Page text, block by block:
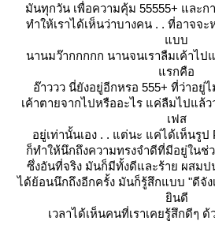
มันทุกวัน เพื่อความคุ้ม 55555+ และก
ทำให้เราได้เห็นว่าบางคน . . ที่อาจจ
บบ
นานมว๊ากกกกก นานจนเราลืมเค้าไป
รกคือ
อ๊าววว นี่ยังอยู่อีกหรอ 555+ ที่ว่าอยู่
เค้าตายจากไปหรืออะไร แค่ลืมไปแล้ว
เฟส
อยู่เท่านั้นเอง . . แต่นะ แค่ได้เห็นรูป
ก็ทำให้นึกถึงความทรงจำดีที่มีอยู่ในช่
ซึ่งอันที่จริง มันก็มีทั้งดีและร้าย ผสมป
ได้ย้อนนึกถึงอีกครั้ง มันก็รู้สึกแบบ "ดีจัง
ินดี
เวลาได้เห็นคนที่เราเคยรู้สึกดีๆ